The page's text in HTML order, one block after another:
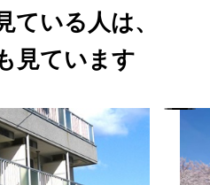
ている人は、
見ています